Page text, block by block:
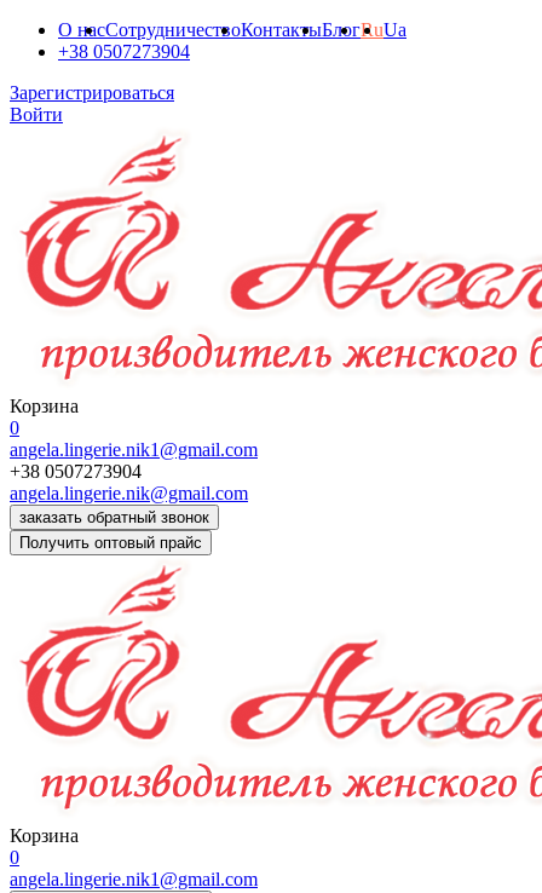
О насСотрудничествоКонтактыБлогRuUa
+38 0507273904
Зарегистрироваться
Войти
Корзина
0
angela.lingerie.nik1@gmail.com
+38 0507273904
angela.lingerie.nik@gmail.com
заказать обратный звонок
Получить оптовый прайс
Корзина
0
angela.lingerie.nik1@gmail.com